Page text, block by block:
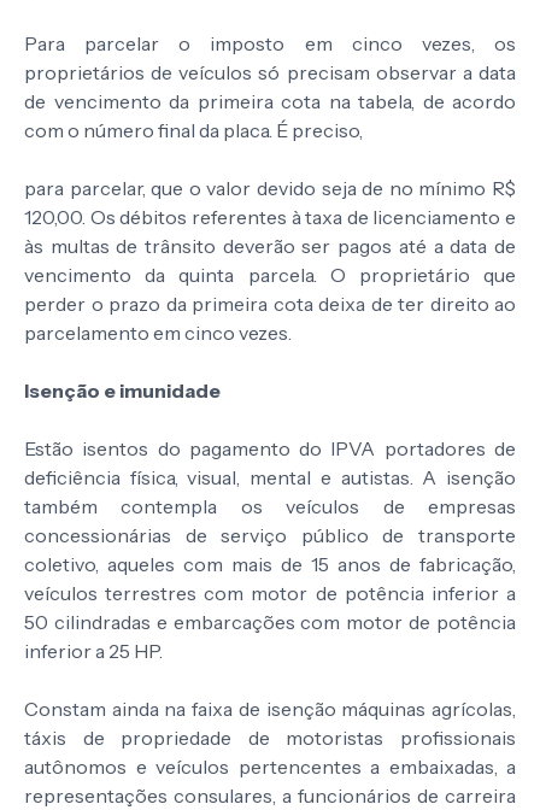
Para parcelar o imposto em cinco vezes, os
proprietários de veículos só precisam observar a data
de vencimento da primeira cota na tabela, de acordo
com o número final da placa. É preciso,
para parcelar, que o valor devido seja de no mínimo R$
120,00. Os débitos referentes à taxa de licenciamento e
às multas de trânsito deverão ser pagos até a data de
vencimento da quinta parcela. O proprietário que
perder o prazo da primeira cota deixa de ter direito ao
parcelamento em cinco vezes.
Isenção e imunidade
Estão isentos do pagamento do IPVA portadores de
deficiência física, visual, mental e autistas. A isenção
também contempla os veículos de empresas
concessionárias de serviço público de transporte
coletivo, aqueles com mais de 15 anos de fabricação,
veículos terrestres com motor de potência inferior a
50 cilindradas e embarcações com motor de potência
inferior a 25 HP.
Constam ainda na faixa de isenção máquinas agrícolas,
táxis de propriedade de motoristas profissionais
autônomos e veículos pertencentes a embaixadas, a
representações consulares, a funcionários de carreira